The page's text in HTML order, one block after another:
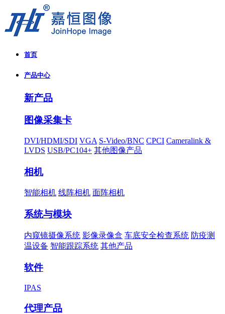
首页
产品中心
新产品
图像采集卡
DVI/HDMI/SDI VGA S-Video/BNC CPCI Cameralink &
LVDS USB/PC104+ 其他图像产品
相机
智能相机 线阵相机 面阵相机
系统与模块
内窥镜摄像系统 影像录像盒 车底安全检查系统 防疫测
温设备 智能跟踪系统 其他产品
软件
IPAS
代理产品